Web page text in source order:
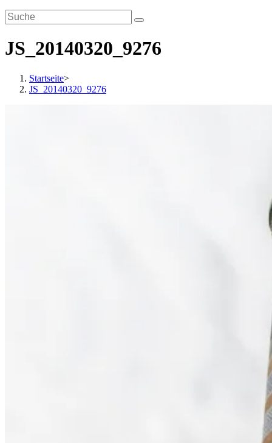
JS_20140320_9276
Startseite>
JS_20140320_9276